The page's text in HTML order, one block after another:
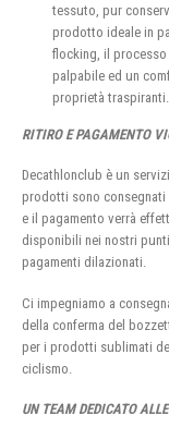
tessuto, pur
prodotto ideale in
flocking, il
palpabile ed un
proprietà traspiranti.
RITIRO E PAGAMENTO
Decathlonclub è un
prodotti sono
e il pagamento verrà
disponibili nei nostri
pagamenti dilazionati.
Ci impegniamo a
della conferma del
per i prodotti sublimati
ciclismo.
UN TEAM DEDICATO